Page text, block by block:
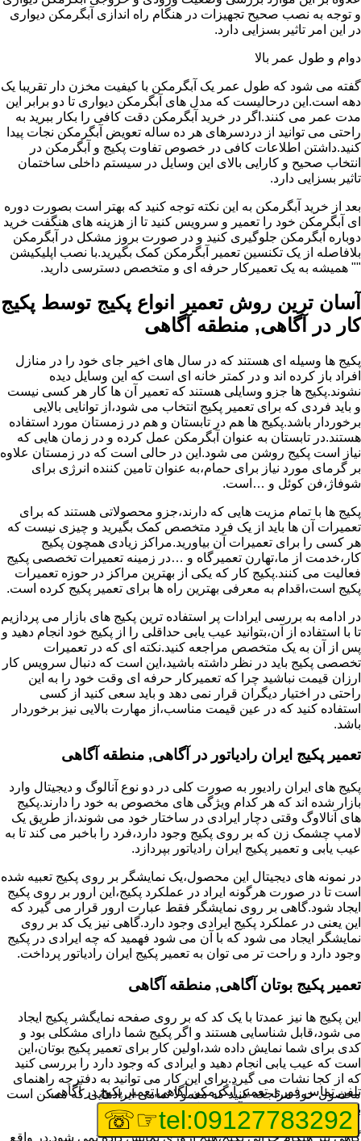
و توجه به نصب صحیح تجهیزات در هنگام راه اندازی آبگرمکن دیواری
در این امر تاثیر بسزایی دارد.
دوام و طول عمر بالا
گفته می شود که طول عمر یک آبگرمکن با کیفیت مخزن دار تقریبا یک
دهه است.این درحالیست که مدل های آبگرمکن دیواری تا دو برابر این
مدت عمر می کنند.اگر در خرید آبگرمکن دقت کافی را بکار ببرید به
راحتی می توانید از دردسرهای هر ده ساله تعویض آبگرمکن نجات پیدا
کنید.داشتن اطلاعات کافی در خصوص تفاوت پکیج و آبگرمکن در
انتخاب صحیح و کارایی بالای این وسایل در سیستم داخلی ساختمان
تاثیر بسزایی دارد.
بعد از خرید آبگرمکن به این نکته توجه کنید که بهتر است بصورت دوره
ای آبگرمکن خود را تعمیر و سرویس کنید تا از هزینه های هنگفت خرید
دوباره آبگرمکن جلوگیری کنید و در صورت بروز مشکل در آبگرمکن
بلافاصله از یک تکنسین تعمیر آبگرمکن کمک بگیرید.با نصب اپلیکیشن
"" همیشه به یک تعمیرکار حرفه ای و متخصص دسترسی دارید.
آسان ترین روش تعمیر انواع پکیج توسط پکیج
کار در آگاهی, منطقه آگاهی
پکیج ها وسیله ای هستند که در سال های اخیر جای خود را در منازل
افراد باز کرده اند و در کمتر خانه ای است که این وسایل دیده
نشوند.پکیج ها جزو وسایلی هستند که تعمیر آن ها کار هر کسی نیست
و باید فردی که برای تعمیر پکیج انتخاب می شود،از توانایی بالایی
برخوردار باشد.پکیج ها هم در تابستان و هم در زمستان مورد استفاده
هستند.در تابستان به عنوان آبگرمکن عمل کرده و در زمان هایی که
نیاز است پکیج روشن می شود.این در حالی است که در زمستان علاوه
بر گرمای مورد نیاز برای حمام،به عنوان تامین کننده انرژی برای
شوفاژ،فن کوئل و …است.
پکیج ها با تمام مزیت هایی که دارند،جزو محصولاتی هستند که برای
تعمیرات آن ها باید از یک فرد متخصص کمک بگیرید و چیزی نیست که
هر کسی را برای تعمیرات آن بیاورید.مراکز زیادی همچون پکیج
کار،خدمت از ما،تهارن تعمیرگاه و …در زمینه تعمیرات تخصصی پکیج
فعالیت می کنند.پکیج کار که یکی از بهترین مراکز در حوزه تعمیرات
پکیج است،اقدام به معرفی بهترین راه ها برای تعمیر پکیج کرده است.
در ادامه به بررسی ایرادات پر استفاده ترین پکیج های بازار می پردازیم
تا با استفاده از آن،بتوانید عیب یابی حداقلی را از پکیج خود انجام دهید و
پس از آن به یک متخصص مراجعه کنید.نکته ای که در تعمیرات
تخصصی پکیج باید در نظر داشته باشید،این است که دنبال سرویس کار
ارزان قیمت نباشید چرا که تعمیرکار حرفه ای وقت خود را به این
راحتی در اختیار دیگران قرار نمی دهد و باید سعی کنید از کسی
استفاده کنید که در عین قیمت مناسب،از مهارت بالایی نیز برخوردار
باشد.
تعمیر پکیج ایران رادیاتور در آگاهی, منطقه آگاهی
پکیج های ایران رادیور به صورت کلی در دو نوع آنالوگ و دیجیتال وارد
بازار شده اند که هر کدام ویژگی های مخصوص به خود را دارند.پکیج
های آنالاوگ وقتی دچار ایرادی در ساختار خود می شوند،از طریق یک
لامپ چشمک زن که بر روی پکیج وجود دارد،فرد را باخبر می کند تا به
عیب یابی و تعمیر پکیج ایران رادیاتور بپردازد.
در نمونه های دیجیتال این محصول،یک نمایشگر بر روی پکیج تعبیه شده
است تا در صورت هرگونه ایراد در عملکرد پکیج،این ارور بر روی پکیج
ایجاد شود.گاهی بر روی نمایشگر فقط عبارت ارور قرار می گیرد که
این یعنی در عملکرد پکیج ایرادی وجود دارد.گاهی نیز یک کد بر روی
نمایشگر ایجاد می شود که با آن می شود فهمید که چه ایرادی در پکیج
وجود دارد و راحت تر می توان به تعمیر پکیج ایران رادیاتور پرداخت.
تعمیر پکیج بوتان آگاهی, منطقه آگاهی
این پکیج ها نیز عمدتا با یک کد که بر روی صفحه نمایگشر پکیج ایجاد
می شود،قابل شناسایی هستند و اگر پکیج شما دارای مشکلی بود و
کدی برای شما نمایش داده شد،اولین کار برای تعمیر پکیج بوتان،این
است که عیب یابی انجام دهید و ایرادی که وجود دارد را بررسی کنید
که از کجا نشات می گیرد.برای این کار می توانید به دفترچه راهنمای
محصول خود مراجعه کنید که معمولا تمامی ایرادهایی که ممکن است
برای پکیج پیش بیاید در آن قرار گرفته است.
گاهی نیز هنگام خرابی پکیج،هیچ اروری نمایش داده نمی شود.در واقع
تلفن تماس فوریتعمیر آبگرمکن آگاهی,تعمیر پکیج در آگاهی
tel:09127783292
☞☏